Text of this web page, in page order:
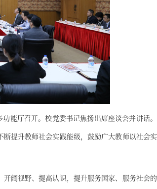
能厅召开。校党委书记焦扬出席座谈会并讲话。
提升教师社会实践能级，鼓励广大教师以社会实
阔视野、提高认识，提升服务国家、服务社会的